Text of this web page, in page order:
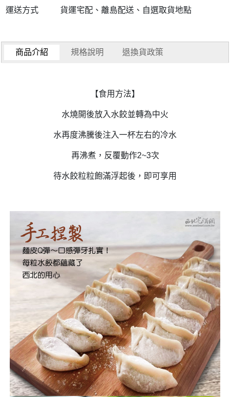
運送方式 貨運宅配、離島配送、自選取貨地點
商品介紹 規格說明 退換貨政策
【食用方法】
水燒開後放入水餃並轉為中火
水再度沸騰後注入一杯左右的冷水
再沸煮，反覆動作2~3次
待水餃粒粒飽滿浮起後，即可享用